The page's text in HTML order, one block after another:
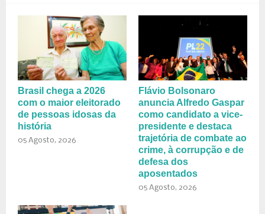
Brasil chega a 2026
com o maior eleitorado
de pessoas idosas da
história
05 Agosto, 2026
Flávio Bolsonaro
anuncia Alfredo Gaspar
como candidato a vice-
presidente e destaca
trajetória de combate ao
crime, à corrupção e de
defesa dos
aposentados
05 Agosto, 2026